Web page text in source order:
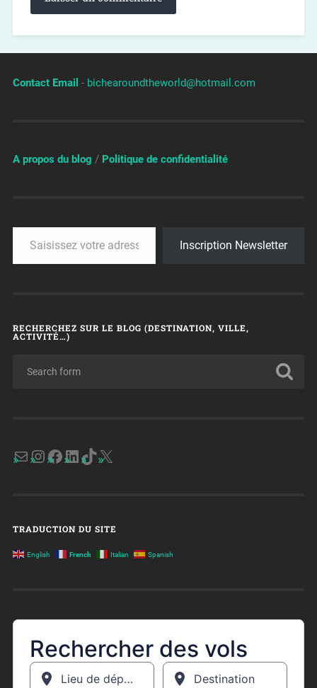
Contact Email - bichearoundtheworld@hotmail.com
A propos du blog / Politique de confidentialité
Inscription Newsletter
RECHERCHEZ SUR LE BLOG (DESTINATION, VILLE,
ACTIVITÉ…)
TRADUCTION DU SITE
English French Italian Spanish